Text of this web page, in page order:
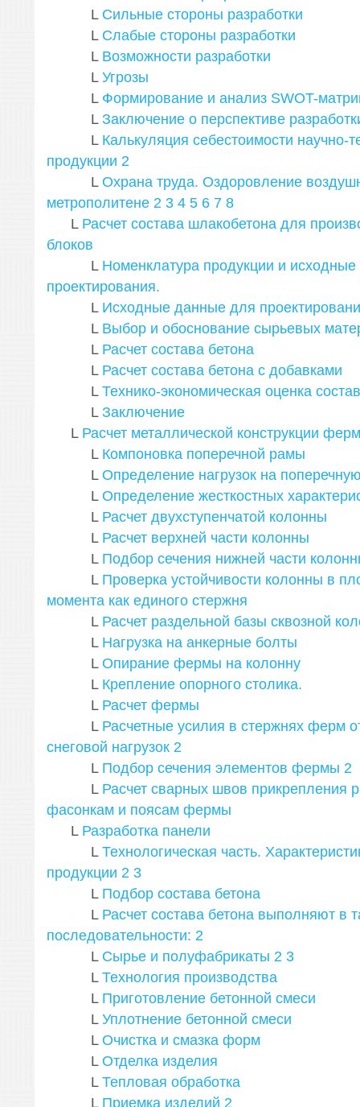
L Сильные стороны разработки
L Слабые стороны разработки
L Возможности разработки
L Угрозы
L Формирование и анализ SWOT-
L Заключение о перспективе
L Калькуляция себестоимости научно-
продукции 2
L Охрана труда. Оздоровление
метрополитене 2 3 4 5 6 7 8
L Расчет состава шлакобетона для
блоков
L Номенклатура продукции и
проектирования.
L Исходные данные для
L Выбор и обоснование сырьевых
L Расчет состава бетона
L Расчет состава бетона с добавками
L Технико-экономическая оценка
L Заключение
L Расчет металлической конструкции
L Компоновка поперечной рамы
L Определение нагрузок на
L Определение жесткостных
L Расчет двухступенчатой колонны
L Расчет верхней части колонны
L Подбор сечения нижней части
L Проверка устойчивости колонны в
момента как единого стержня
L Расчет раздельной базы сквозной
L Нагрузка на анкерные болты
L Опирание фермы на колонну
L Крепление опорного столика.
L Расчет фермы
L Расчетные усилия в стержнях ферм
снеговой нагрузок 2
L Подбор сечения элементов фермы 2
L Расчет сварных швов прикрепления
фасонкам и поясам фермы
L Разработка панели
L Технологическая часть.
продукции 2 3
L Подбор состава бетона
L Расчет состава бетона выполняют в
последовательности: 2
L Сырье и полуфабрикаты 2 3
L Технология производства
L Приготовление бетонной смеси
L Уплотнение бетонной смеси
L Очистка и смазка форм
L Отделка изделия
L Тепловая обработка
L Приемка изделий 2